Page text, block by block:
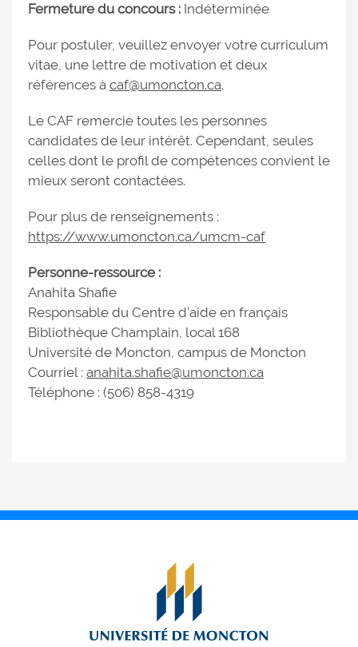
Fermeture du concours : Indéterminée
Pour postuler, veuillez envoyer votre curriculum
vitae, une lettre de motivation et deux
références à caf@umoncton.ca.
Le CAF remercie toutes les personnes
candidates de leur intérêt. Cependant, seules
celles dont le profil de compétences convient le
mieux seront contactées.
Pour plus de renseignements :
https://www.umoncton.ca/umcm-caf
Personne-ressource :
Anahita Shafie
Responsable du Centre d’aide en français
Bibliothèque Champlain, local 168
Université de Moncton, campus de Moncton
Courriel : anahita.shafie@umoncton.ca
Téléphone : (506) 858-4319